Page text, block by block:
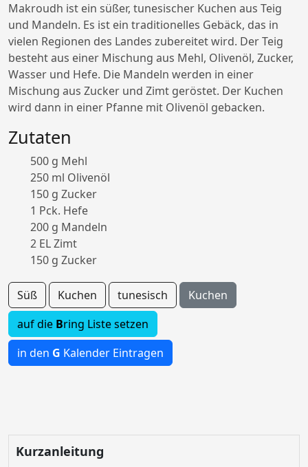
Makroudh ist ein süßer, tunesischer Kuchen aus Teig
und Mandeln. Es ist ein traditionelles Gebäck, das in
vielen Regionen des Landes zubereitet wird. Der Teig
besteht aus einer Mischung aus Mehl, Olivenöl, Zucker,
Wasser und Hefe. Die Mandeln werden in einer
Mischung aus Zucker und Zimt geröstet. Der Kuchen
wird dann in einer Pfanne mit Olivenöl gebacken.
Zutaten
500 g Mehl
250 ml Olivenöl
150 g Zucker
1 Pck. Hefe
200 g Mandeln
2 EL Zimt
150 g Zucker
Süß Kuchen tunesisch
Kuchen
auf die Bring Liste setzen
in den G Kalender Eintragen
Kurzanleitung